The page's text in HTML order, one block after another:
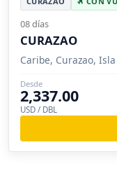
08 días
CURAZAO
Caribe, Curazao,
Desde
2,337.00
USD / DBL